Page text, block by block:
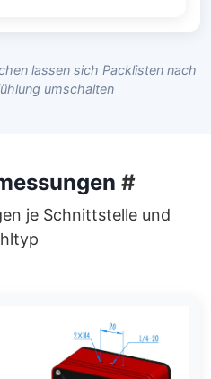
lassen sich Packlisten nach
umschalten
#
je Schnittstelle und